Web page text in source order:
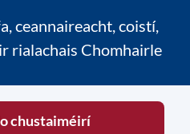
ceannaireacht, coistí,
rialachais Chomhairle
chustaiméirí